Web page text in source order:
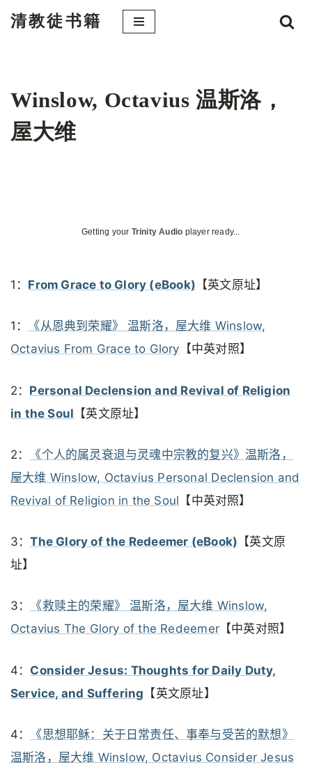
文
清教徒书籍
Winslow, Octavius 温斯洛，
屋大维
Getting your Trinity Audio player ready...
1： From Grace to Glory (eBook) 【英文原址】
1：
《从恩典到荣耀》 温斯洛，屋大维 Winslow,
Octavius From Grace to Glory 【中英对照】
2： Personal Declension and Revival of Religion
in the Soul 【英文原址】
2：
《个人的属灵衰退与灵魂中宗教的复兴》温斯洛，
屋大维 Winslow, Octavius Personal Declension and
Revival of Religion in the Soul 【中英对照】
3：The Glory of the Redeemer (eBook) 【英文原
址】
3：
《救赎主的荣耀》 温斯洛，屋大维 Winslow,
Octavius The Glory of the Redeemer【中英对照】
4： Consider Jesus: Thoughts for Daily Duty,
Service, and Suffering 【英文原址】
4：
《思想耶稣：关于日常责任、事奉与受苦的默想》
温斯洛，屋大维 Winslow, Octavius Consider Jesus